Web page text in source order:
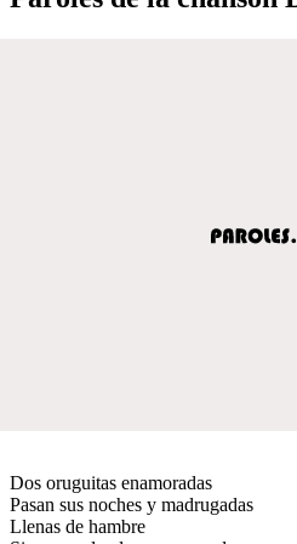
Dos oruguitas enamoradas
Pasan sus noches y madrugadas
Llenas de hambre